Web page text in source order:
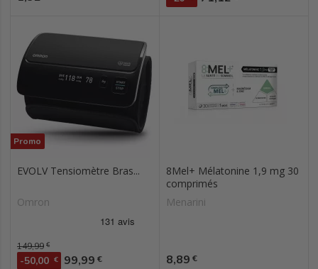
Promo
EVOLV Tensiomètre Bras...
Omron
Prix de base
149,99 €
-50,00 € Prix
99,99 €
8Mel+ Mélatonine 1,9 mg 30
comprimés
Menarini
Prix
8,89 €